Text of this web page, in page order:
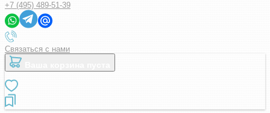
+7 (495) 489-51-39
Связаться с нами